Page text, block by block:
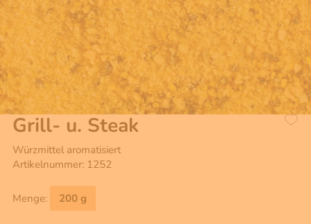
Grill- u. Steak
Würzmittel aromatisiert
Artikelnummer: 1252
Menge: 200 g